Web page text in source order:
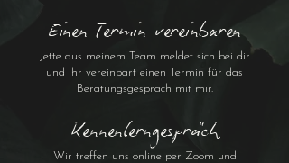
Einen Termin vereinbaren
Jette aus meinem Team meldet sich bei dir
und ihr vereinbart einen Termin für das
Beratungsgespräch mit mir.
Kennenlerngespräch
Wir treffen uns online per Zoom und